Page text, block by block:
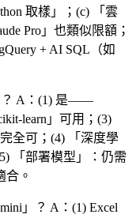
取樣 」；(c) 「 雲
Pro 」也類似限額；
+ AI SQL（如
A：(1) 是——
learn 」可用；(3)
全可；(4) 「 深度學
「 部署模型 」：仍需
合。
」？ A：(1) Excel